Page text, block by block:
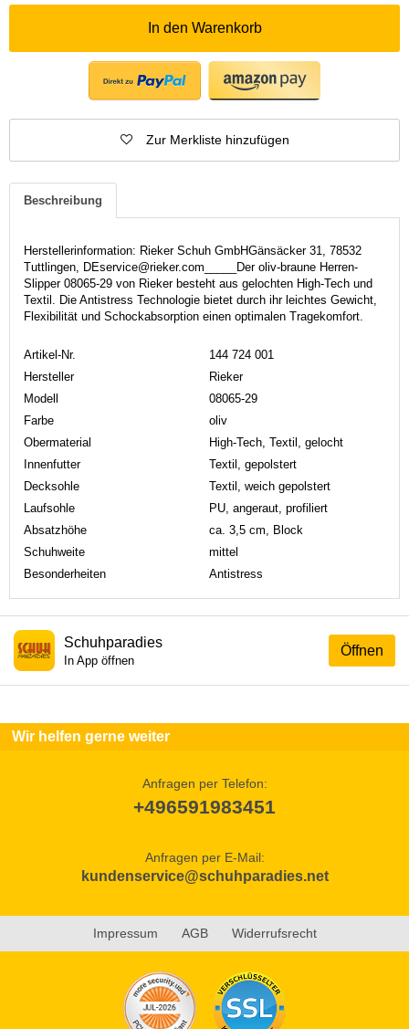
In den Warenkorb
Zur Merkliste hinzufügen
Beschreibung
Herstellerinformation: Rieker Schuh GmbHGänsäcker 31, 78532
Tuttlingen, DEservice@rieker.com_____Der oliv-braune Herren-
Slipper 08065-29 von Rieker besteht aus gelochten High-Tech und
Textil. Die Antistress Technologie bietet durch ihr leichtes Gewicht,
Flexibilität und Schockabsorption einen optimalen Tragekomfort.
Artikel-Nr.
144 724 001
Hersteller
Rieker
Modell
08065-29
Farbe
oliv
Obermaterial
High-Tech, Textil, gelocht
Innenfutter
Textil, gepolstert
Decksohle
Textil, weich gepolstert
Laufsohle
PU, angeraut, profiliert
Absatzhöhe
ca. 3,5 cm, Block
Schuhweite
mittel
Besonderheiten
Antistress
Öffnen
Schuhparadies
In App öffnen
Wir helfen gerne weiter
Anfragen per Telefon:
+496591983451
Anfragen per E-Mail:
kundenservice@schuhparadies.net
Impressum AGB Widerrufsrecht